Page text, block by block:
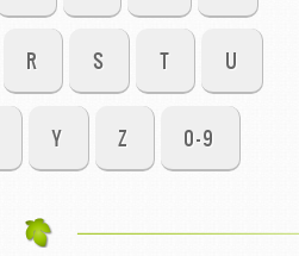
R S T U
Y Z 0-9